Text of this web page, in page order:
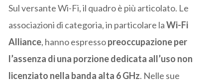
Sul versante Wi-Fi, il quadro è più articolato. Le
associazioni di categoria, in particolare laWi-Fi
Alliance, hanno espressopreoccupazione per
l’assenza di una porzione dedicata all’uso non
licenziato nella banda alta 6 GHz. Nelle sue